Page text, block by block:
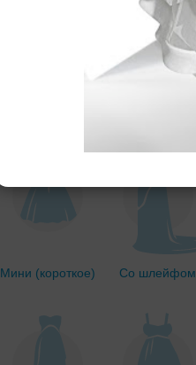
Мини (короткое) Со шлейфом